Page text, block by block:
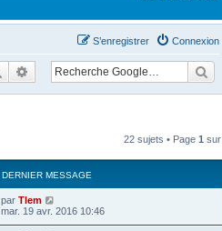
Connexion
S’enregistrer
RechercherRecherche avancée
22 sujets • Page 1 sur
DERNIER MESSAGE
par Tlem
mar. 19 avr. 2016 10:46